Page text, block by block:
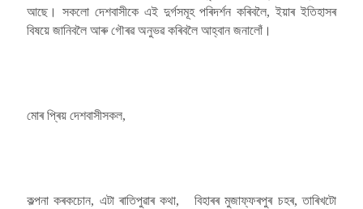
আছে। সকলো দেশবাসীকে এই দুৰ্গসমূহ পৰিদৰ্শন কৰিবলৈ, ইয়াৰ ইতিহাসৰ
বিষয়ে জানিবলৈ আৰু গৌৰৱ অনুভৱ কৰিবলৈ আহ্বান জনালোঁ।
মোৰ প্ৰিয় দেশবাসীসকল,
কল্পনা কৰকচোন, এটা ৰাতিপুৱাৰ কথা, বিহাৰৰ মুজাফ্ফৰপুৰ চহৰ, তাৰিখটো